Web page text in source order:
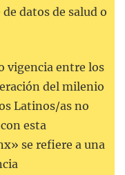
datos de salud o
vigencia entre los
del milenio
Latinos/as no
esta
se refiere a una